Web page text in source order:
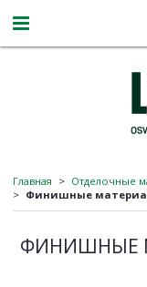
Главная
Отделочные
Финишные
ФИНИШНЫЕ